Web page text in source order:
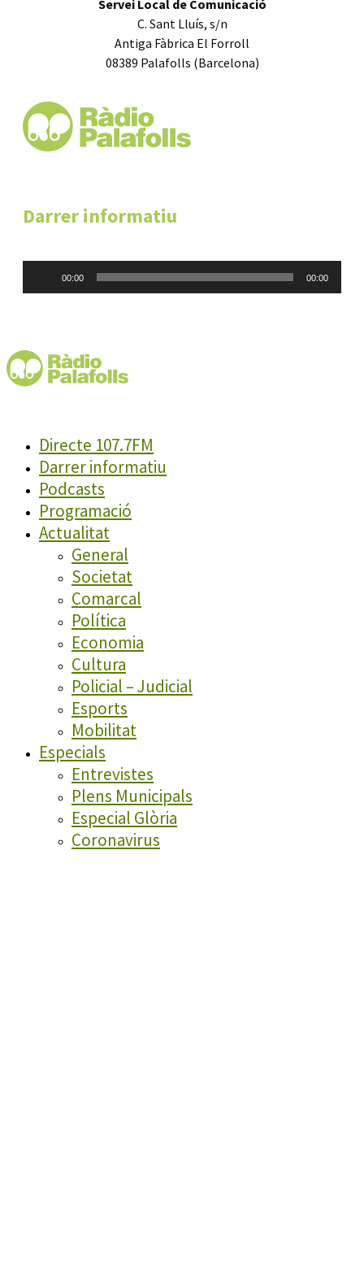
Servei Local de Comunicació
C. Sant Lluís, s/n
Antiga Fàbrica El Forroll
08389 Palafolls (Barcelona)
Darrer informatiu
00:00 00:00
Directe 107.7FM
Darrer informatiu
Podcasts
Programació
Actualitat
General
Societat
Comarcal
Política
Economia
Cultura
Policial – Judicial
Esports
Mobilitat
Especials
Entrevistes
Plens Municipals
Especial Glòria
Coronavirus